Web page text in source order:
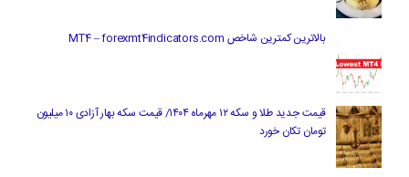
بالاترین کمترین شاخص MT4 – forexmt4indicators.com
قیمت جدید طلا و سکه ۱۲ مهرماه ۱۴۰۴/ قیمت سکه بهار آزادی ۱۰ میلیون
تومان تکان خورد